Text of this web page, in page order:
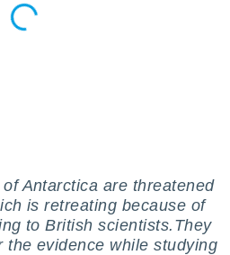
Antarctica are threatened
is retreating because of
to British scientists.They
the evidence while studying